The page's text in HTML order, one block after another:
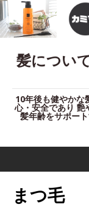
髪につい
10年後も健やかな
心・安全であり 艶
髪年齢をサポー
まつ毛